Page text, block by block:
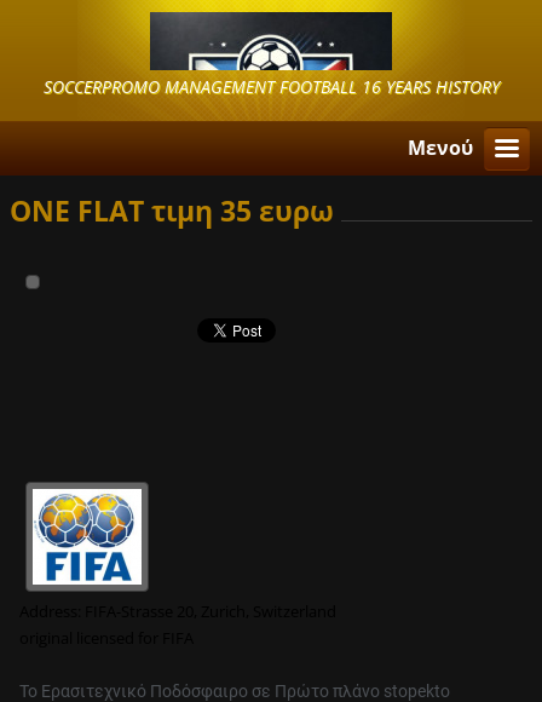
SOCCERPROMO MANAGEMENT FOOTBALL 16 YEARS HISTORY
Μενού
ONE FLAT τιμη 35 ευρω
Το Ερασιτεχνικό Ποδόσφαιρο σε Πρώτο πλάνο stopekto